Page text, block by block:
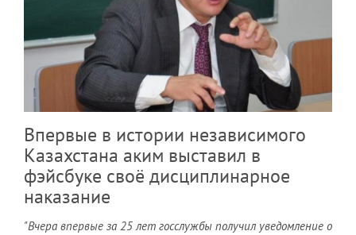
Впервые в истории независимого
Казахстана аким выставил в
фэйсбуке своё дисциплинарное
наказание
"Вчера впервые за 25 лет госслужбы получил уведомление о